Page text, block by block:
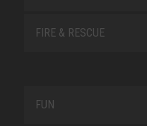
FIRE & RESCUE
FUN